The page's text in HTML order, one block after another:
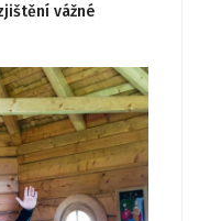
vážné